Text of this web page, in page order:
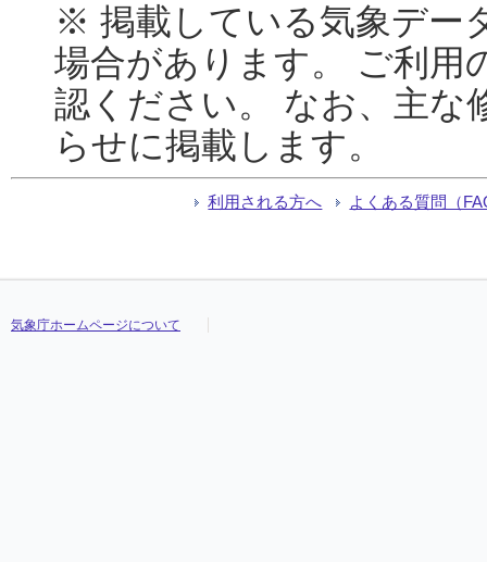
※ 掲載している気象デー
場合があります。 ご利用
認ください。 なお、主な
らせに掲載します。
利用される方へ よくある質問（
気象庁ホームページについて